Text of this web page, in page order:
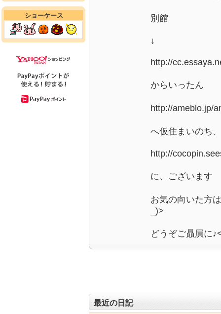
ショーケース 別館
↓
http://
からいったん
http://ameblo.jp/
へ仮住まいのち
http://
に、ございます
お気の向いた方
_)>
どうぞご贔屓に
最近の日記